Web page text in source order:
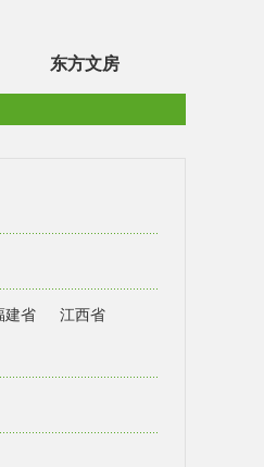
东方文房
建省
江西省